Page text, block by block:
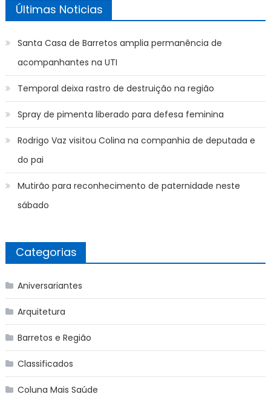
Últimas Noticias
Santa Casa de Barretos amplia permanência de
acompanhantes na UTI
Temporal deixa rastro de destruição na região
Spray de pimenta liberado para defesa feminina
Rodrigo Vaz visitou Colina na companhia de deputada e
do pai
Mutirão para reconhecimento de paternidade neste
sábado
Categorias
Aniversariantes
Arquitetura
Barretos e Região
Classificados
Coluna Mais Saúde